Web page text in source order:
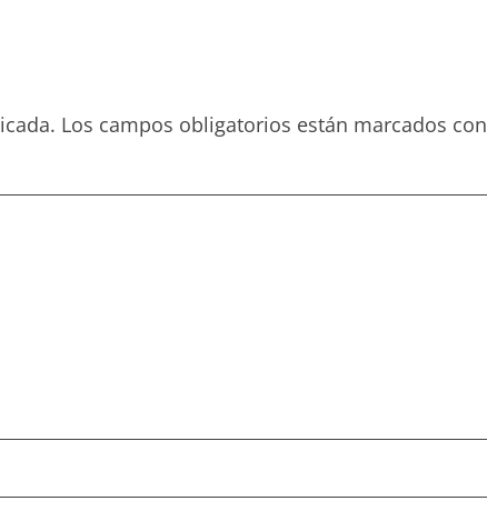
Los campos obligatorios están marcados con